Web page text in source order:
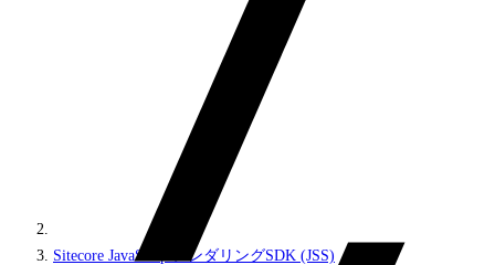
Sitecore JavaScriptレンダリングSDK (JSS)